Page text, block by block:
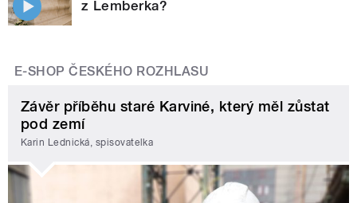
z Lemberka?
E-SHOP ČESKÉHO ROZHLASU
Závěr příběhu staré Karviné, který měl zůstat
pod zemí
Karin Lednická, spisovatelka